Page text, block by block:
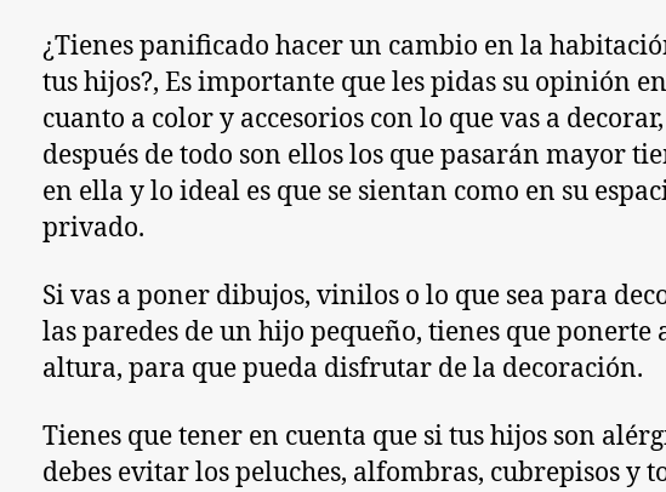
¿Tienes panificado hacer un cambio en la
tus hijos?, Es importante que les pidas su opinión en
cuanto a color y accesorios con lo que vas a decorar,
después de todo son ellos los que pasarán mayor
en ella y lo ideal es que se sientan como en su
privado.
Si vas a poner dibujos, vinilos o lo que sea para
las paredes de un hijo pequeño, tienes que ponerte
altura, para que pueda disfrutar de la decoración.
Tienes que tener en cuenta que si tus hijos son
debes evitar los peluches, alfombras, cubrepisos y